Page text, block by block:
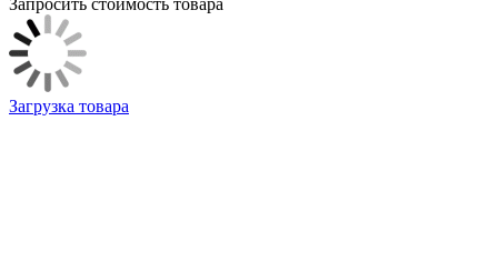
Запросить стоимость товара
Загрузка товара